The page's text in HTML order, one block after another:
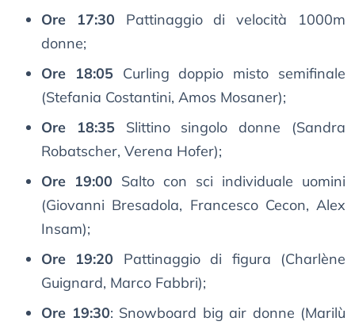
Ore 17:30 Pattinaggio di velocità 1000m
donne;
Ore 18:05 Curling doppio misto semifinale
(Stefania Costantini, Amos Mosaner);
Ore 18:35 Slittino singolo donne (Sandra
Robatscher, Verena Hofer);
Ore 19:00 Salto con sci individuale uomini
(Giovanni Bresadola, Francesco Cecon, Alex
Insam);
Ore 19:20 Pattinaggio di figura (Charlène
Guignard, Marco Fabbri);
Ore 19:30: Snowboard big air donne (Marilù